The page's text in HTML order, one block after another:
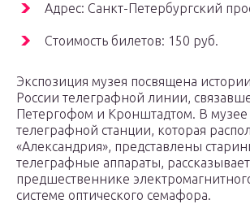
Адрес: Санкт-Петербургский
Стоимость билетов: 150 руб.
Экспозиция музея посвящена
России телеграфной линии,
Петергофом и Кронштадтом. В музее
телеграфной станции, которая
«Александрия», представлены
телеграфные аппараты,
предшественнике
системе оптического семафора.